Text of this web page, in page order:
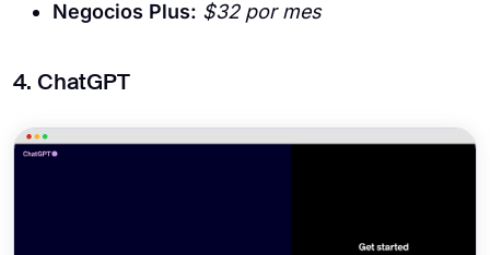
Negocios Plus: $32 por mes
4. ChatGPT